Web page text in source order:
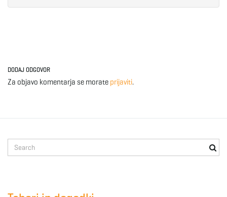
DODAJ ODGOVOR
Za objavo komentarja se morate prijaviti.
e